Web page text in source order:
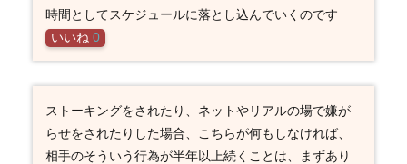
時間としてスケジュールに落とし込んでいくのです
いいね 0
ストーキングをされたり、ネットやリアルの場で嫌が
らせをされたりした場合、こちらが何もしなければ、
相手のそういう行為が半年以上続くことは、まずあり